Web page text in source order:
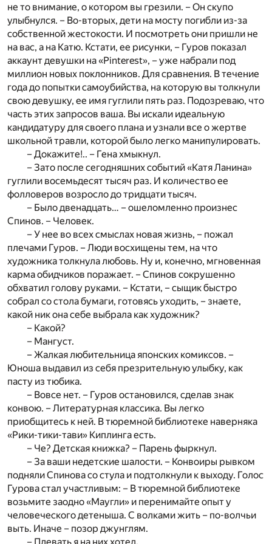
не то внимание, о котором вы грезили. – Он скупо
улыбнулся. – Во-вторых, дети на мосту погибли из-за
собственной жестокости. И посмотреть они пришли не
на вас, а на Катю. Кстати, ее рисунки, – Гуров показал
аккаунт девушки на «Pinterest», – уже набрали под
миллион новых поклонников. Для сравнения. В течение
года до попытки самоубийства, на которую вы толкнули
свою девушку, ее имя гуглили пять раз. Подозреваю, что
часть этих запросов ваша. Вы искали идеальную
кандидатуру для своего плана и узнали все о жертве
школьной травли, которой было легко манипулировать.
– Докажите!.. – Гена хмыкнул.
– Зато после сегодняшних событий «Катя Ланина»
гуглили восемьдесят тысяч раз. И количество ее
фолловеров возросло до тридцати тысяч.
– Было двенадцать… – ошеломленно произнес
Спинов. – Человек.
– У нее во всех смыслах новая жизнь, – пожал
плечами Гуров. – Люди восхищены тем, на что
художника толкнула любовь. Ну и, конечно, мгновенная
карма обидчиков поражает. – Спинов сокрушенно
обхватил голову руками. – Кстати, – сыщик быстро
собрал со стола бумаги, готовясь уходить, – знаете,
какой ник она себе выбрала как художник?
– Какой?
– Мангуст.
– Жалкая любительница японских комиксов. –
Юноша выдавил из себя презрительную улыбку, как
пасту из тюбика.
– Вовсе нет. – Гуров остановился, сделав знак
конвою. – Литературная классика. Вы легко
приобщитесь к ней. В тюремной библиотеке наверняка
«Рики-тики-тави» Киплинга есть.
– Че? Детская книжка? – Парень фыркнул.
– За ваши недетские шалости. – Конвоиры рывком
подняли Спинова со стула и подтолкнули к выходу. Голос
Гурова стал участливым: – В тюремной библиотеке
возьмите заодно «Маугли» и перенимайте опыт у
человеческого детеныша. С волками жить – по-волчьи
выть. Иначе – позор джунглям.